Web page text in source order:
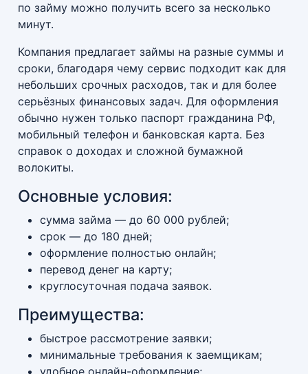
по займу можно получить всего за несколько
минут.
Компания предлагает займы на разные суммы и
сроки, благодаря чему сервис подходит как для
небольших срочных расходов, так и для более
серьёзных финансовых задач. Для оформления
обычно нужен только паспорт гражданина РФ,
мобильный телефон и банковская карта. Без
справок о доходах и сложной бумажной
волокиты.
Основные условия:
сумма займа — до 60 000 рублей;
срок — до 180 дней;
оформление полностью онлайн;
перевод денег на карту;
круглосуточная подача заявок.
Преимущества:
быстрое рассмотрение заявки;
минимальные требования к заемщикам;